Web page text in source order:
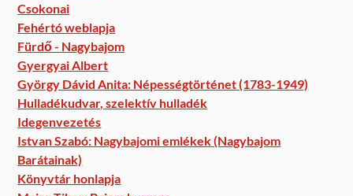
Csokonai
Fehértó weblapja
Fürdő - Nagybajom
Gyergyai Albert
György Dávid Anita: Népességtörténet (1783-1949)
Hulladékudvar, szelektív hulladék
Idegenvezetés
Istvan Szabó: Nagybajomi emlékek (Nagybajom
Barátainak)
Könyvtár honlapja